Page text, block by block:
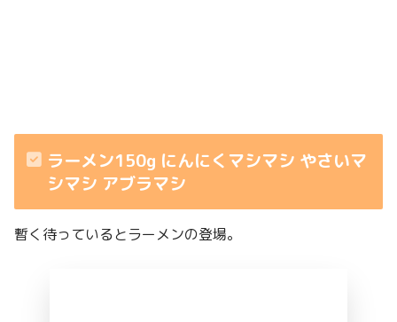
ラーメン150g にんにくマシマシ やさいマ
シマシ アブラマシ
暫く待っているとラーメンの登場。